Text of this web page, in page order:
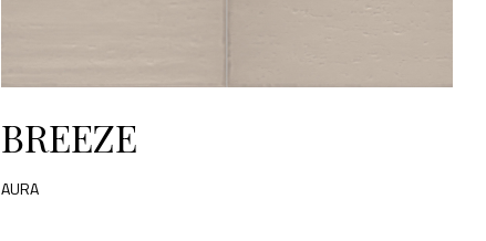
BREEZE
AURA